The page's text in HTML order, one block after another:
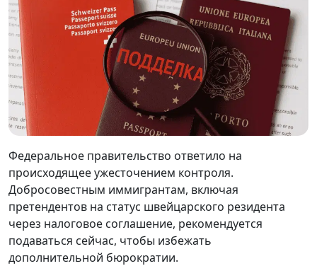
Федеральное правительство ответило на
происходящее ужесточением контроля.
Добросовестным иммигрантам, включая
претендентов на статус швейцарского резидента
через налоговое соглашение, рекомендуется
подаваться сейчас, чтобы избежать
дополнительной бюрократии.